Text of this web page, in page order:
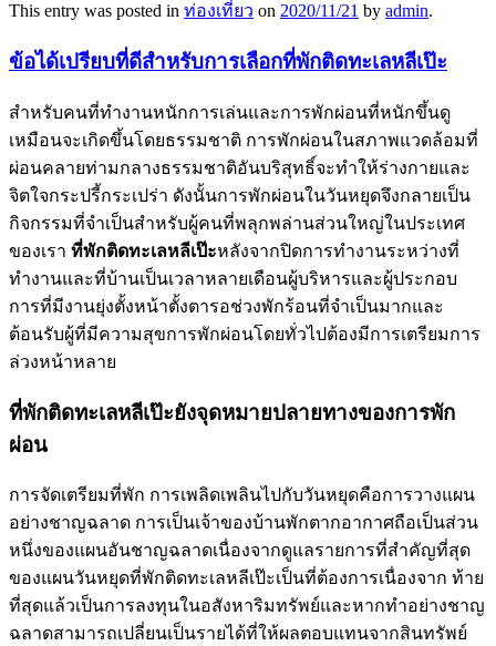
This entry was posted in ท่องเที่ยว on 2020/11/21 by admin.
ข้อได้เปรียบที่ดีสำหรับการเลือกที่พักติดทะเลหลีเป๊ะ
สำหรับคนที่ทำงานหนักการเล่นและการพักผ่อนที่หนักขึ้นดู
เหมือนจะเกิดขึ้นโดยธรรมชาติ การพักผ่อนในสภาพแวดล้อมที่
ผ่อนคลายท่ามกลางธรรมชาติอันบริสุทธิ์จะทำให้ร่างกายและ
จิตใจกระปรี้กระเปร่า ดังนั้นการพักผ่อนในวันหยุดจึงกลายเป็น
กิจกรรมที่จำเป็นสำหรับผู้คนที่พลุกพล่านส่วนใหญ่ในประเทศ
ของเรา ที่พักติดทะเลหลีเป๊ะหลังจากปิดการทำงานระหว่างที่
ทำงานและที่บ้านเป็นเวลาหลายเดือนผู้บริหารและผู้ประกอบ
การที่มีงานยุ่งตั้งหน้าตั้งตารอช่วงพักร้อนที่จำเป็นมากและ
ต้อนรับผู้ที่มีความสุขการพักผ่อนโดยทั่วไปต้องมีการเตรียมการ
ล่วงหน้าหลาย
ที่พักติดทะเลหลีเป๊ะยังจุดหมายปลายทางของการพัก
ผ่อน
การจัดเตรียมที่พัก การเพลิดเพลินไปกับวันหยุดคือการวางแผน
อย่างชาญฉลาด การเป็นเจ้าของบ้านพักตากอากาศถือเป็นส่วน
หนึ่งของแผนอันชาญฉลาดเนื่องจากดูแลรายการที่สำคัญที่สุด
ของแผนวันหยุดที่พักติดทะเลหลีเป๊ะเป็นที่ต้องการเนื่องจาก ท้าย
ที่สุดแล้วเป็นการลงทุนในอสังหาริมทรัพย์และหากทำอย่างชาญ
ฉลาดสามารถเปลี่ยนเป็นรายได้ที่ให้ผลตอบแทนจากสินทรัพย์